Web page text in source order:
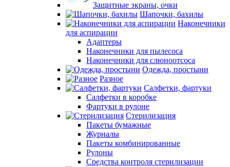
Защитные экраны, очки
Шапочки, бахилы
Наконечники
для аспирации
Адаптеры
Наконечники для пылесоса
Наконечники для слюноотсоса
Одежда, простыни
Разное
Салфетки, фартуки
Салфетки в коробке
Фартуки в рулоне
Стерилизация
Пакеты бумажные
Журналы
Пакеты комбинированные
Рулоны
Средства контроля стерилизации